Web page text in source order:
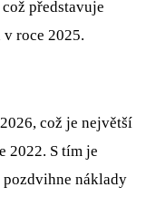
představuje
roce 2025.
což je největší
2022. S tím je
pozdvihne náklady